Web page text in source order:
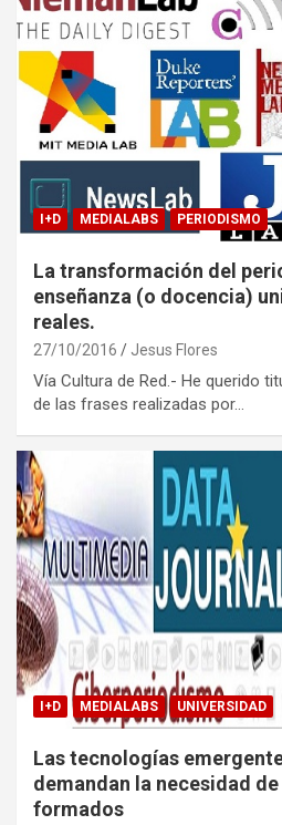
I+D MEDIALABS PERIODISMO
La transformación del
enseñanza (o docencia)
reales.
27/10/2016 Jesus Flores
Vía Cultura de Red.- He querido
de las frases realizadas por…
I+D MEDIALABS UNIVERSIDAD
Las tecnologías
demandan la necesidad
formados